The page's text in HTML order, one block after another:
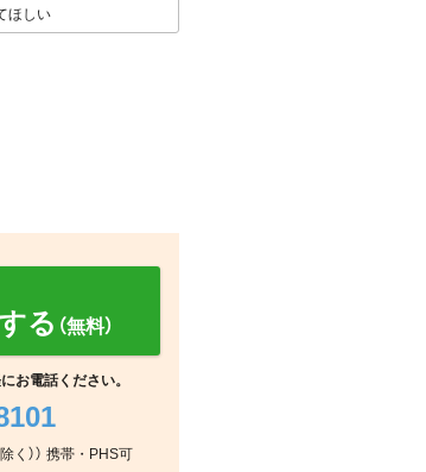
ほしい
る （無料）
お電話ください。
く）） 携帯・PHS可